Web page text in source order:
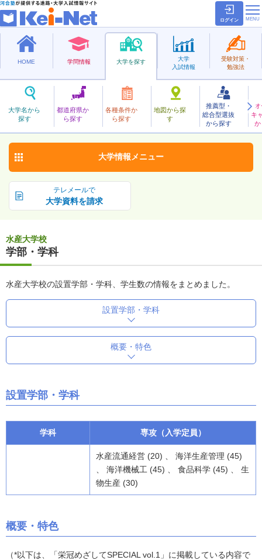
ログイン
HOME 学問情報 大学を探す
大学名から
探す
都道府県か
ら探す
各種条件か
ら探す
地図から探
す
推薦型・
総合型選抜
から探す
キ
か
大学
入試情報
受験対策・
勉強法
大学校
すいさん
水産大学校 お気に入り
テレメールで
大学資料を請求
大学情報 メニュー
水産大学校
学部・学科
水産大学校の設置学部・学科、学生数の情報をまとめました。
設置学部・学科
概要・特色
設置学部・学科
学科 専攻（入学定員）
水産流通経営 (20) 、 海洋生産管理 (45)
、 海洋機械工 (45) 、 食品科学 (45) 、 生
物生産 (30)
概要・特色
（*以下は、「栄冠めざしてSPECIAL vol.1」に掲載している内容で